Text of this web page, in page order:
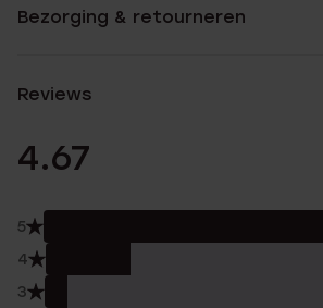
Bezorging & retourneren
Reviews
4.67
5
4
3